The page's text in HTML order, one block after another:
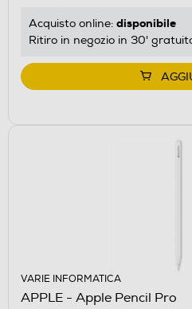
Acquisto online: disponibile
Ritiro in negozio in 30'
VARIE INFORMATICA
APPLE - Apple Pencil Pro